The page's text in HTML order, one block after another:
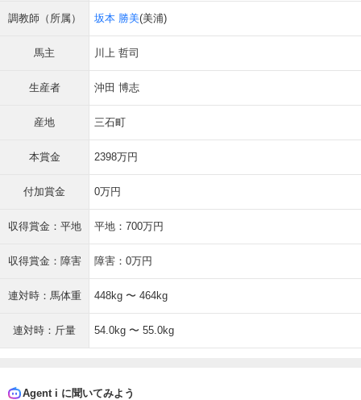
調教師（所属） 坂本 勝美(美浦)
馬主 川上 哲司
生産者 沖田 博志
産地 三石町
本賞金 2398万円
付加賞金 0万円
収得賞金：平地 平地：700万円
収得賞金：障害 障害：0万円
連対時：馬体重 448kg 〜 464kg
連対時：斤量 54.0kg 〜 55.0kg
Agent i に聞いてみよう